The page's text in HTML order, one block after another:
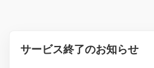
サービス終了のお知らせ